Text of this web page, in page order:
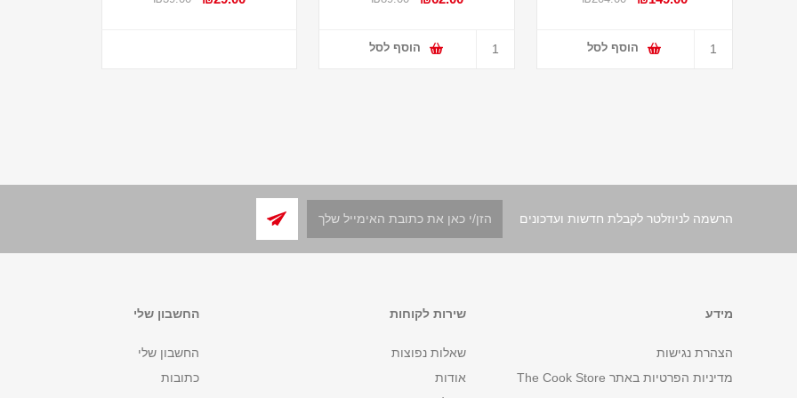
הוסף לסל הוסף לסל
הרשמה לניוזלטר לקבלת חדשות ועדכונים
מידע
הצהרת נגישות
מדיניות הפרטיות באתר The Cook Store
שירות לקוחות
שאלות נפוצות
אודות
החשבון שלי
החשבון שלי
כתובות